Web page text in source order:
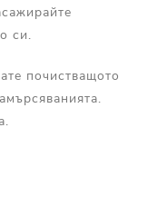
си.
почистващото